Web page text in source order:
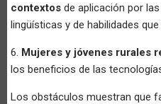
contextos de aplicación por
lingüísticas y de habilidades
6. Mujeres y jóvenes rurales
los beneficios de las
Los obstáculos muestran que